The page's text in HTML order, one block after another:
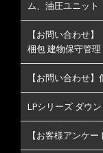
ム、油圧ユニット
【お問い合わせ
梱包 建物保守管理
【お問い合わせ】
LPシリーズ ダウ
【お客様アンケ